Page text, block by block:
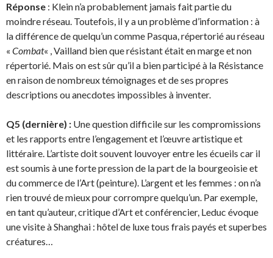
Réponse : Klein n’a probablement jamais fait partie du
moindre réseau. Toutefois, il y a un problème d’information : à
la différence de quelqu’un comme Pasqua, répertorié au réseau
« Combat« , Vailland bien que résistant était en marge et non
répertorié. Mais on est sûr qu’il a bien participé à la Résistance
en raison de nombreux témoignages et de ses propres
descriptions ou anecdotes impossibles à inventer.
Q5 (dernière) : Une question difficile sur les compromissions
et les rapports entre l’engagement et l’œuvre artistique et
littéraire. L’artiste doit souvent louvoyer entre les écueils car il
est soumis à une forte pression de la part de la bourgeoisie et
du commerce de l’Art (peinture). L’argent et les femmes : on n’a
rien trouvé de mieux pour corrompre quelqu’un. Par exemple,
en tant qu’auteur, critique d’Art et conférencier, Leduc évoque
une visite à Shanghai : hôtel de luxe tous frais payés et superbes
créatures…